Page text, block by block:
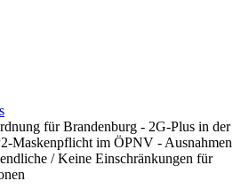
für Brandenburg - 2G-Plus in der
Maskenpflicht im ÖPNV - Ausnahmen
/ Keine Einschränkungen für